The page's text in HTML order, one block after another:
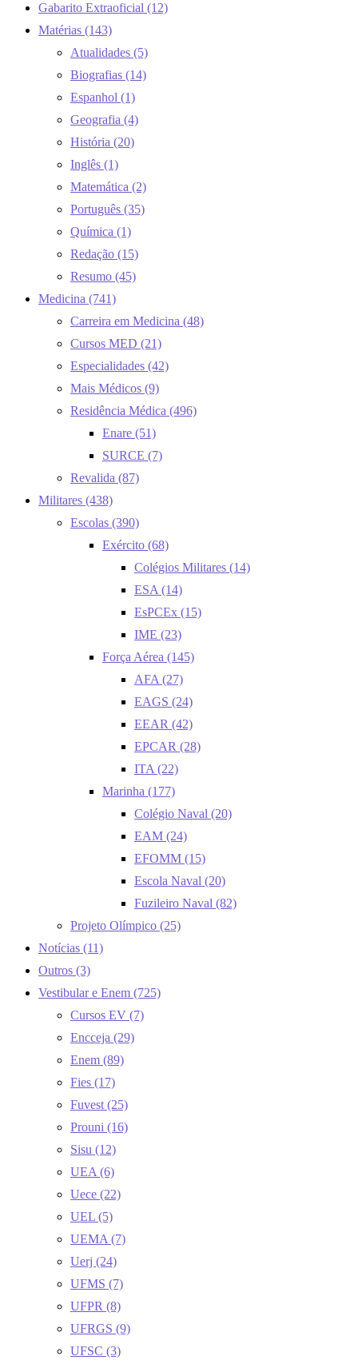
Gabarito Extraoficial (12)
Matérias (143)
Atualidades (5)
Biografias (14)
Espanhol (1)
Geografia (4)
História (20)
Inglês (1)
Matemática (2)
Português (35)
Química (1)
Redação (15)
Resumo (45)
Medicina (741)
Carreira em Medicina (48)
Cursos MED (21)
Especialidades (42)
Mais Médicos (9)
Residência Médica (496)
Enare (51)
SURCE (7)
Revalida (87)
Militares (438)
Escolas (390)
Exército (68)
Colégios Militares (14)
ESA (14)
EsPCEx (15)
IME (23)
Força Aérea (145)
AFA (27)
EAGS (24)
EEAR (42)
EPCAR (28)
ITA (22)
Marinha (177)
Colégio Naval (20)
EAM (24)
EFOMM (15)
Escola Naval (20)
Fuzileiro Naval (82)
Projeto Olímpico (25)
Notícias (11)
Outros (3)
Vestibular e Enem (725)
Cursos EV (7)
Encceja (29)
Enem (89)
Fies (17)
Fuvest (25)
Prouni (16)
Sisu (12)
UEA (6)
Uece (22)
UEL (5)
UEMA (7)
Uerj (24)
UFMS (7)
UFPR (8)
UFRGS (9)
UFSC (3)